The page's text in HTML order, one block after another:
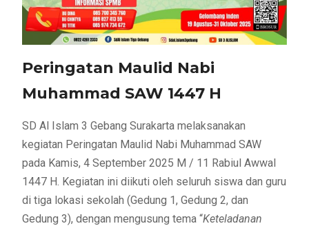
Peringatan Maulid Nabi
Muhammad SAW 1447 H
SD Al Islam 3 Gebang Surakarta melaksanakan
kegiatan Peringatan Maulid Nabi Muhammad SAW
pada Kamis, 4 September 2025 M / 11 Rabiul Awwal
1447 H. Kegiatan ini diikuti oleh seluruh siswa dan guru
di tiga lokasi sekolah (Gedung 1, Gedung 2, dan
Gedung 3), dengan mengusung tema “Keteladanan